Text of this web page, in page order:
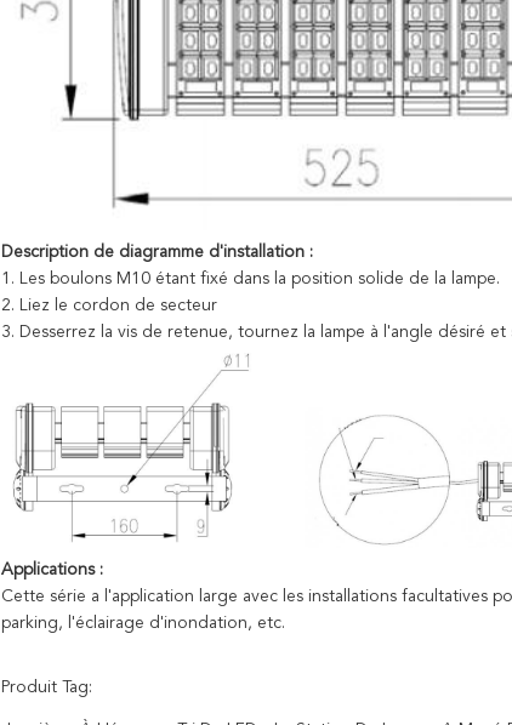
Description de diagramme d'installation :
1. Les boulons M10 étant fixé dans la position solide de la lampe.
2. Liez le cordon de secteur
3. Desserrez la vis de retenue, tournez la lampe à l'angle désiré
Applications :
Cette série a l'application large avec les installations facultatives
parking, l'éclairage d'inondation, etc.
Produit Tag: